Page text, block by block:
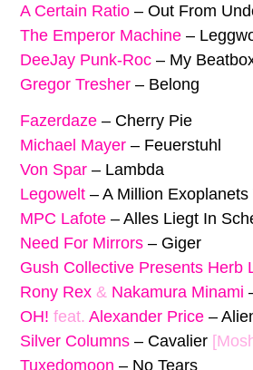
A Certain Ratio – Out From
The Emperor Machine –
DeeJay Punk-Roc – My
Gregor Tresher – Belong
Fazerdaze – Cherry Pie
Michael Mayer – Feuerstuhl
Von Spar – Lambda
Legowelt – A Million
MPC Lafote – Alles Liegt In
Need For Mirrors – Giger
Gush Collective Presents Herb
Rony Rex & Nakamura Minami
OH! feat. Alexander Price –
Silver Columns – Cavalier
Tuxedomoon – No Tears